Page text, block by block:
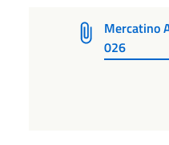
Mercatino
026